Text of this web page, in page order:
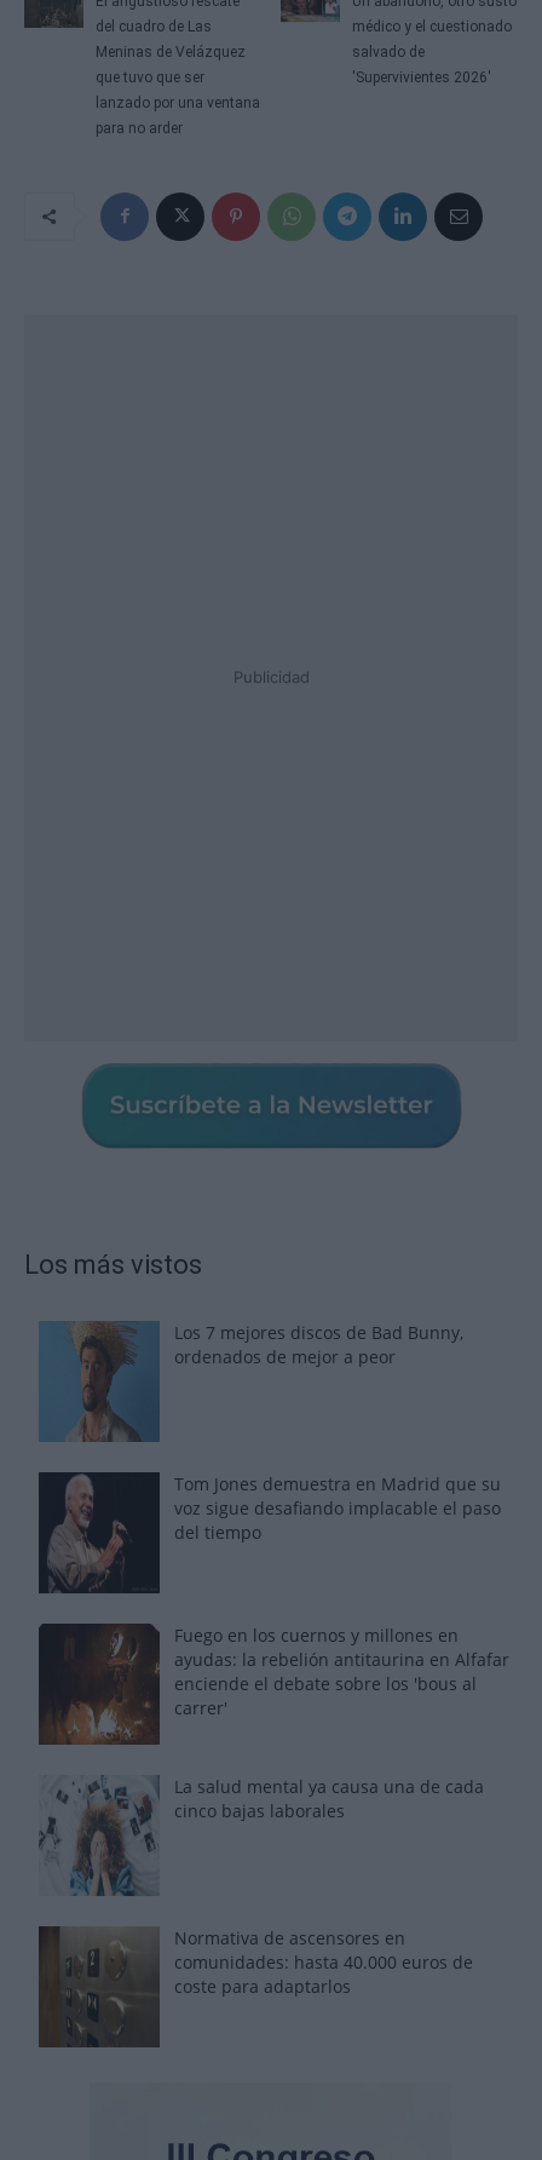
del cuadro de Las
Meninas de Velázquez
que tuvo que ser
lanzado por una ventana
para no arder
médico y el cuestionado
salvado de
'Supervivientes 2026'
Publicidad
Los más vistos
Los 7 mejores discos de Bad Bunny,
ordenados de mejor a peor
Tom Jones demuestra en Madrid que su
voz sigue desafiando implacable el paso
del tiempo
Fuego en los cuernos y millones en
ayudas: la rebelión antitaurina en Alfafar
enciende el debate sobre los 'bous al
carrer'
La salud mental ya causa una de cada
cinco bajas laborales
Normativa de ascensores en
comunidades: hasta 40.000 euros de
coste para adaptarlos